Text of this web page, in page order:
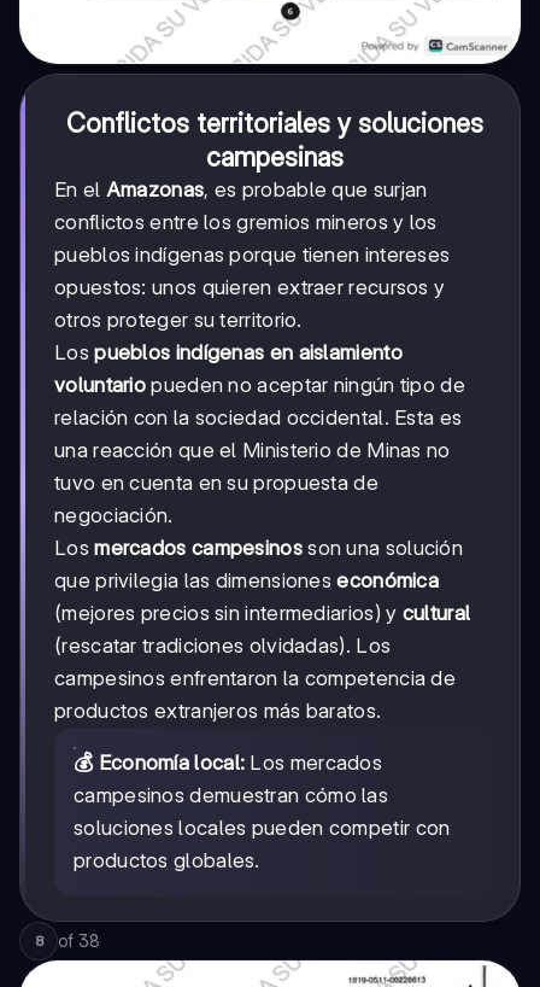
Conflictos territoriales y soluciones
campesinas
En el Amazonas, es probable que surjan
conflictos entre los gremios mineros y los
pueblos indígenas porque tienen intereses
opuestos: unos quieren extraer recursos y
otros proteger su territorio.
Lospueblos indígenas en aislamiento
voluntario pueden no aceptar ningún tipo de
relación con la sociedad occidental. Esta es
una reacción que el Ministerio de Minas no
tuvo en cuenta en su propuesta de
negociación.
Losmercados campesinosson una solución
que privilegia las dimensioneseconómica
(mejores precios sin intermediarios) y cultural
(rescatar tradiciones olvidadas). Los
campesinos enfrentaron la competencia de
productos extranjeros más baratos.
💰 Economía local: Los mercados
campesinos demuestran cómo las
soluciones locales pueden competir con
productos globales.
8 of 38